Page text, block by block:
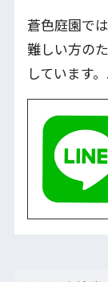
蒼色庭園で
難しい方の
しています